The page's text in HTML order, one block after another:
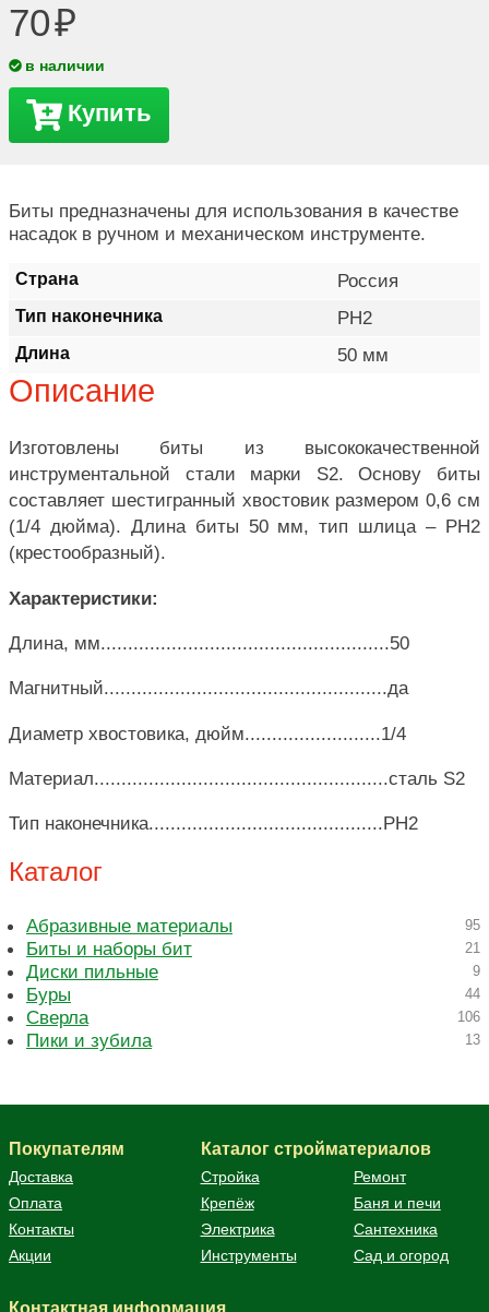
70
в наличии
Купить
Страна Россия
Тип наконечника PH2
Длина 50 мм
Биты предназначены для использования в качестве
насадок в ручном и механическом инструменте.
Описание
Изготовлены биты из высококачественной
инструментальной стали марки S2. Основу биты
составляет шестигранный хвостовик размером 0,6 см
(1/4 дюйма). Длина биты 50 мм, тип шлица – PH2
(крестообразный).
Характеристики:
Длина, мм.....................................................50
Магнитный....................................................да
Диаметр хвостовика, дюйм.........................1/4
Материал......................................................сталь S2
Тип наконечника...........................................PH2
Каталог
Абразивные материалы 95
Биты и наборы бит 21
Диски пильные 9
Буры 44
Сверла 106
Пики и зубила 13
Покупателям
Доставка
Оплата
Контакты
Акции
Каталог стройматериалов
Стройка
Ремонт
Крепёж
Баня и печи
Электрика
Сантехника
Инструменты
Сад и огород
Контактная информация